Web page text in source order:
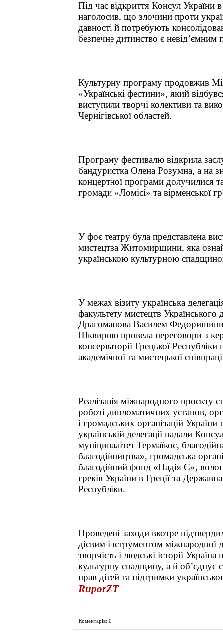
Під час відкриття Консул України
наголосив, що злочини проти
давності й потребують
безпечне дитинство є
Культурну програму продовжив
«Українські фестини», який
виступили творчі колективи та
Чернігівської областей.
Програму фестивалю відкрила
бандуристка Олена Розумна, а на
концертної програми долучилися
громади «Ломісі» та вірменської
У фоє театру була представлена
мистецтва Житомирщини, яка
українською культурною
У межах візиту українська
факультету мистецтв
Драгоманова Василем
Шквирою провела переговори з
консерваторії Грецької
академічної та мистецької
Реалізація міжнародного проєкту
роботі дипломатичних установ,
і громадських організацій
українській делегації надали
муніципалітет Термаїкос,
благодійництва», громадська
благодійний фонд «Надія Є»,
греків України в Греції та
Республіки.
Проведені заходи вкотре
дієвим інструментом міжнародної
творчість і людські історії
культурну спадщину, а й об’єднує
прав дітей та підтримки
RuporZT
Коментарів: 0